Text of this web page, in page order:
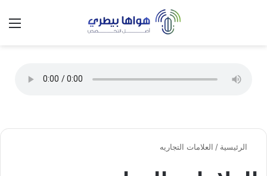
الوضع
الرئيسية / العلامات التجاريه